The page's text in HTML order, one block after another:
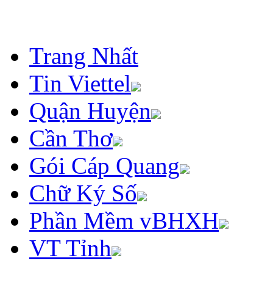
Trang Nhất
Tin Viettel
Quận Huyện
Cần Thơ
Gói Cáp Quang
Chữ Ký Số
Phần Mềm vBHXH
VT Tỉnh